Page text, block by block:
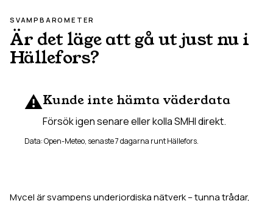
SVAMPBAROMETER
Är det läge att gå ut just nu i
Hällefors?
⚠️Kunde inte hämta väderdata
Försök igen senare eller kolla SMHI direkt.
Data: Open-Meteo, senaste 7 dagarna runtHällefors.
Mycel är svampens underjordiska nätverk – tunna trådar,